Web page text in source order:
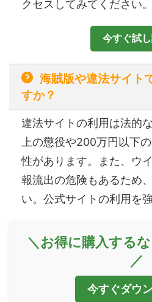
クセスしてみてください。
今すぐ試
海賊版や違法サイト
すか？
違法サイトの利用は法的
上の懲役や200万円以下
性があります。また、ウ
報流出の危険もあるため
い。公式サイトの利用を
＼お得に購入する
／
今すぐダウ